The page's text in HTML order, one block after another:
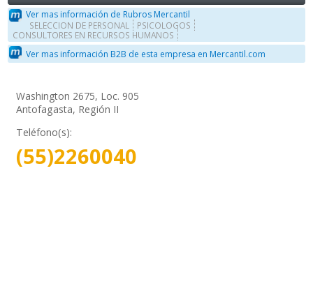
Ver mas información de Rubros Mercantil
SELECCION DE PERSONAL
PSICOLOGOS
CONSULTORES EN RECURSOS HUMANOS
Ver mas información B2B de esta empresa en Mercantil.com
Washington 2675, Loc. 905
Antofagasta, Región II
Teléfono(s):
(55)2260040